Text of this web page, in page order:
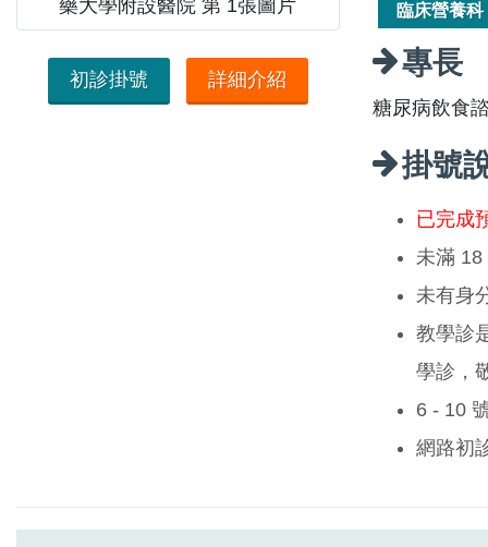
初診掛號 詳細介紹
臨床營養科
專長
糖尿病飲食
掛號
已完成
未滿 18
未有身
教學診
學診，
6 - 10
網路初